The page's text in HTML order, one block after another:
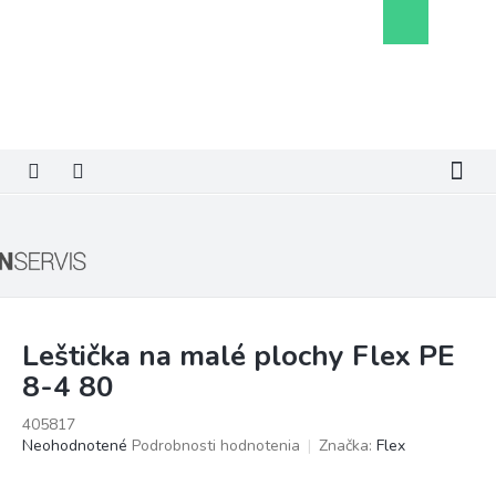
košík
Leštička na malé plochy Flex PE
8-4 80
405817
Priemerné
Neohodnotené Podrobnosti hodnotenia Značka: Flex